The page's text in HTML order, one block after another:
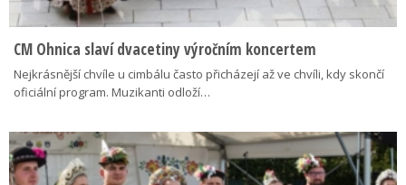
CM Ohnica slaví dvacetiny výročním koncertem
Nejkrásnější chvíle u cimbálu často přicházejí až ve chvíli, kdy skončí
oficiální program. Muzikanti odloží…